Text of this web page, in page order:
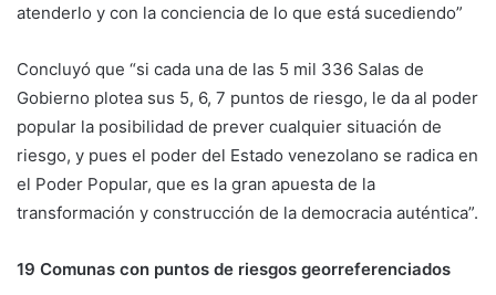
atenderlo y con la conciencia de lo que está sucediendo”
Concluyó que “si cada una de las 5 mil 336 Salas de
Gobierno plotea sus 5, 6, 7 puntos de riesgo, le da al poder
popular la posibilidad de prever cualquier situación de
riesgo, y pues el poder del Estado venezolano se radica en
el Poder Popular, que es la gran apuesta de la
transformación y construcción de la democracia auténtica”.
19 Comunas con puntos de riesgos georreferenciados